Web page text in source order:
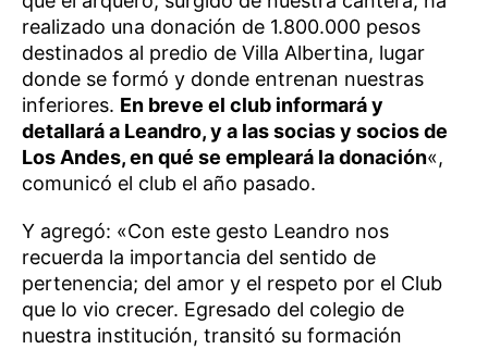
realizado una donación de 1.800.000 pesos
destinados al predio de Villa Albertina, lugar
donde se formó y donde entrenan nuestras
inferiores. En breve el club informará y
detallará a Leandro, y a las socias y socios de
Los Andes, en qué se empleará la donación«,
comunicó el club el año pasado.
Y agregó: «Con este gesto Leandro nos
recuerda la importancia del sentido de
pertenencia; del amor y el respeto por el Club
que lo vio crecer. Egresado del colegio de
nuestra institución, transitó su formación